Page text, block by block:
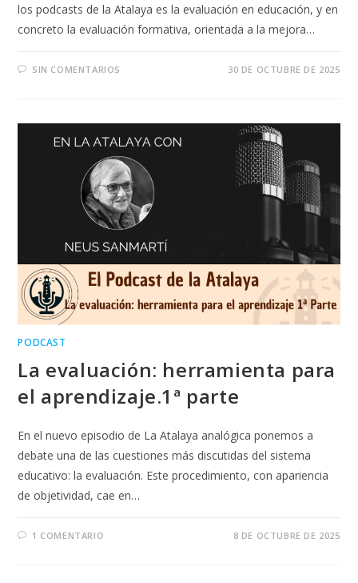
los podcasts de la Atalaya es la evaluación en educación, y en
concreto la evaluación formativa, orientada a la mejora…
SIN COMENTARIOS 30 DE OCTUBRE DE 2025
PODCAST
La evaluación: herramienta para
el aprendizaje.1ª parte
En el nuevo episodio de La Atalaya analógica ponemos a
debate una de las cuestiones más discutidas del sistema
educativo: la evaluación. Este procedimiento, con apariencia
de objetividad, cae en…
1 COMENTARIO 8 DE OCTUBRE DE 2025